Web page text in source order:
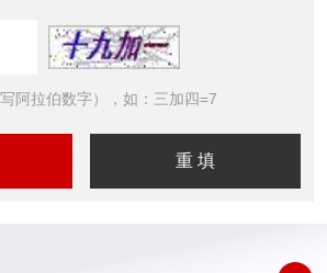
阿拉伯数字），如：三加四=7